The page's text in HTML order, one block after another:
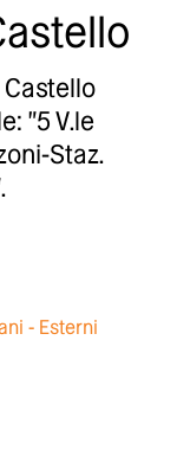
Castello
"5 V.le
Staz.
- Esterni